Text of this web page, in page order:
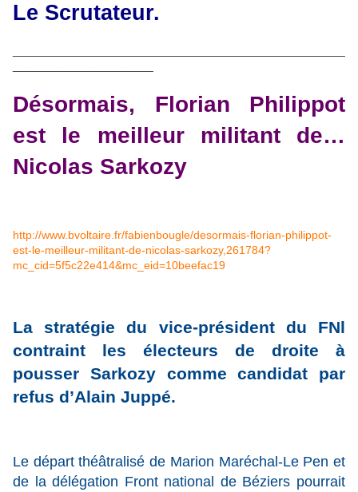
Le Scrutateur.
Désormais, Florian Philippot
est le meilleur militant de…
Nicolas Sarkozy
http://www.bvoltaire.fr/fabienbougle/desormais-florian-philippot-
est-le-meilleur-militant-de-nicolas-sarkozy,261784?
mc_cid=5f5c22e414&mc_eid=10beefac19
La stratégie du vice-président du FNl
contraint les électeurs de droite à
pousser Sarkozy comme candidat par
refus d’Alain Juppé.
Le départ théâtralisé de Marion Maréchal-Le Pen et
de la délégation Front national de Béziers pourrait